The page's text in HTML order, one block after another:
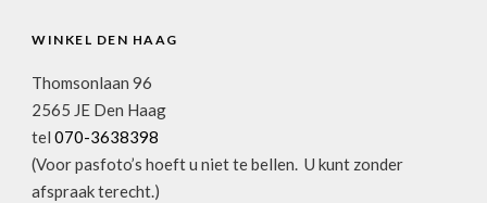
WINKEL DEN HAAG
Thomsonlaan 96
2565 JE Den Haag
tel 070-3638398
(Voor pasfoto’s hoeft u niet te bellen. U kunt zonder
afspraak terecht.)